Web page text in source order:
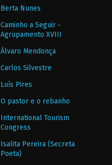
Berta Nunes
Caminho a Seguir -
Agrupamento XVIII
Álvaro Mendonça
Carlos Silvestre
Luís Pires
O pastor e o rebanho
International Tourism
Congress
Isalita Pereira (Secreta
Poeta)